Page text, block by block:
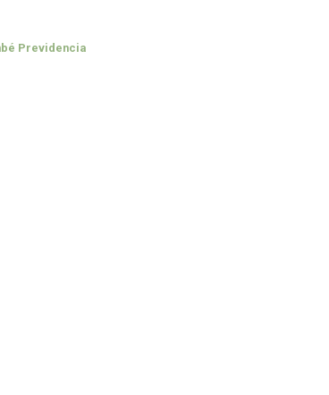
Previdencia